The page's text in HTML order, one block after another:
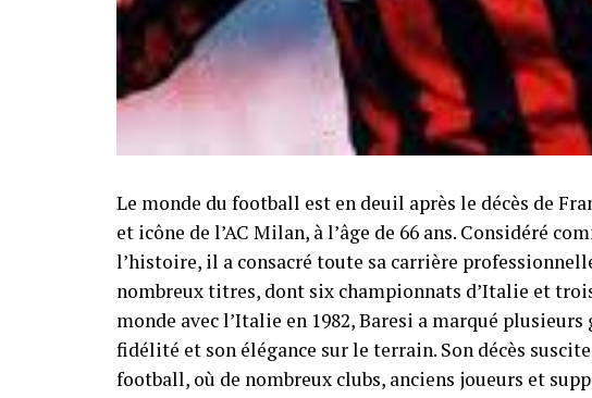
Le monde du football est en deuil après le décès de
et icône de l’AC Milan, à l’âge de 66 ans. Considéré
l’histoire, il a consacré toute sa carrière
nombreux titres, dont six championnats d’Italie et
monde avec l’Italie en 1982, Baresi a marqué
fidélité et son élégance sur le terrain. Son décès
football, où de nombreux clubs, anciens joueurs et